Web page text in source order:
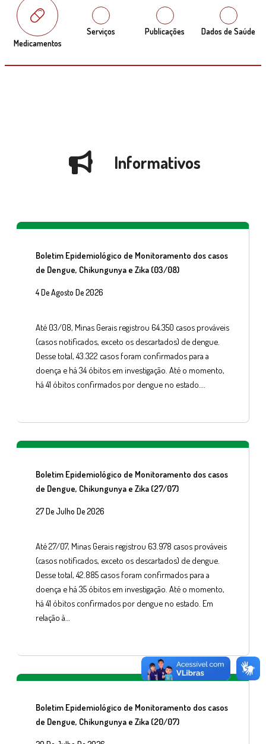
Medicamentos
Serviços Publicações Dados de Saúde
Informativos
Boletim Epidemiológico de Monitoramento dos casos
de Dengue, Chikungunya e Zika (03/08)
4 De Agosto De 2026
Até 03/08, Minas Gerais registrou 64.350 casos prováveis
(casos notificados, exceto os descartados) de dengue.
Desse total, 43.322 casos foram confirmados para a
doença e há 34 óbitos em investigação. Até o momento,
há 41 óbitos confirmados por dengue no estado….
Boletim Epidemiológico de Monitoramento dos casos
de Dengue, Chikungunya e Zika (27/07)
27 De Julho De 2026
Até 27/07, Minas Gerais registrou 63.978 casos prováveis
(casos notificados, exceto os descartados) de dengue.
Desse total, 42.885 casos foram confirmados para a
doença e há 35 óbitos em investigação. Até o momento,
há 41 óbitos confirmados por dengue no estado. Em
relação à…
Boletim Epidemiológico de Monitoramento dos casos
de Dengue, Chikungunya e Zika (20/07)